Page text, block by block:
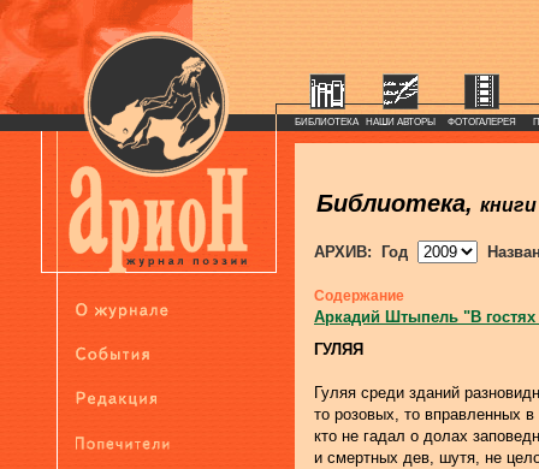
БИБЛИОТЕКА НАШИ АВТОРЫ ФОТОГАЛЕРЕЯ
Библиотека, книги
АРХИВ: Год
Содержание
Аркадий Штыпель "В
ГУЛЯЯ
Гуляя среди зданий
то розовых, то вправленных в
кто не гадал о долах
и смертных дев, шутя, не